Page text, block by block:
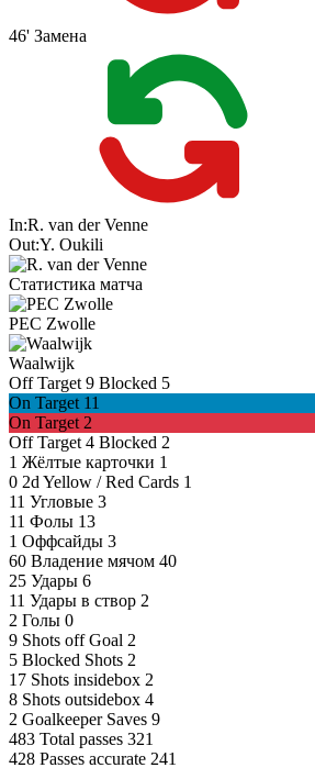
46' Замена
In:R. van der Venne
Out:Y. Oukili
Статистика матча
PEC Zwolle
Waalwijk
Off Target 9 Blocked 5
On Target 11
On Target 2
Off Target 4 Blocked 2
1 Жёлтые карточки 1
0 2d Yellow / Red Cards 1
11 Угловые 3
11 Фолы 13
1 Оффсайды 3
60 Владение мячом 40
25 Удары 6
11 Удары в створ 2
2 Голы 0
9 Shots off Goal 2
5 Blocked Shots 2
17 Shots insidebox 2
8 Shots outsidebox 4
2 Goalkeeper Saves 9
483 Total passes 321
428 Passes accurate 241